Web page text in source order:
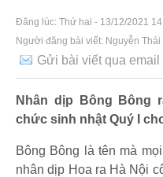
Đăng lúc: Thứ hai - 13/12/2021
Người đăng bài viết: Nguyễn Thái
Gửi bài viết qua email
Nhân dịp Bông Bông
chức sinh nhật Quý I
Bông Bông là tên mà
nhân dịp Hoa ra Hà Nội